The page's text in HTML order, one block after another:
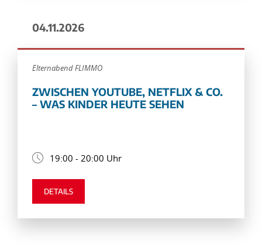
04.11.2026
Elternabend FLIMMO
ZWISCHEN YOUTUBE, NETFLIX & CO.
– WAS KINDER HEUTE SEHEN
19:00 - 20:00 Uhr
DETAILS